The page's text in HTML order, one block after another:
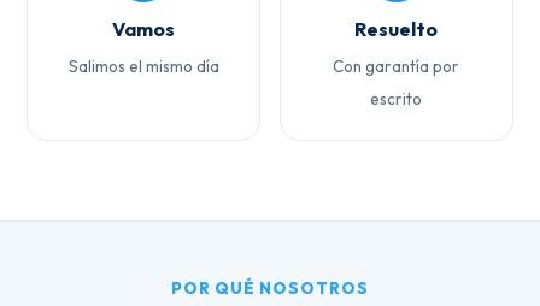
Vamos
Salimos el mismo día
Resuelto
Con garantía por
escrito
POR QUÉ NOSOTROS